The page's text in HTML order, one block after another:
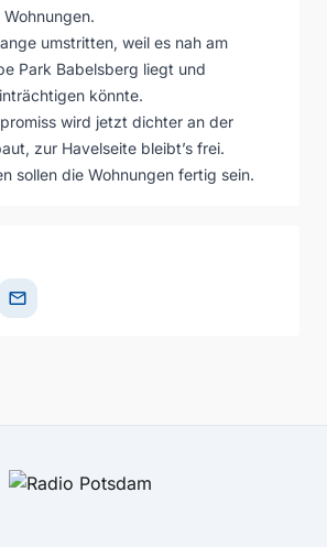
umstritten, weil es nah am
Park Babelsberg liegt und
könnte.
wird jetzt dichter an der
zur Havelseite bleibt’s frei.
sollen die Wohnungen fertig sein.
mail